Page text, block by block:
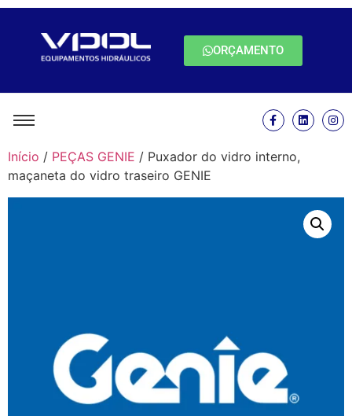
ORÇAMENTO
Início / PEÇAS GENIE / Puxador do vidro interno,
maçaneta do vidro traseiro GENIE